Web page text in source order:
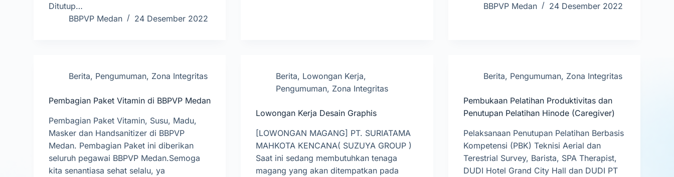
Ditutup…
BBPVP Medan
24 Desember 2022
BBPVP Medan
24 Desember 2022
Berita, Pengumuman, Zona Integritas
Pembagian Paket Vitamin di BBPVP Medan
Pembagian Paket Vitamin, Susu, Madu,
Masker dan Handsanitizer di BBPVP
Medan. Pembagian Paket ini diberikan
seluruh pegawai BBPVP Medan.Semoga
kita senantiasa sehat selalu, ya
Berita, Lowongan Kerja,
Pengumuman, Zona Integritas
Lowongan Kerja Desain Graphis
[LOWONGAN MAGANG] PT. SURIATAMA
MAHKOTA KENCANA( SUZUYA GROUP )
Saat ini sedang membutuhkan tenaga
magang yang akan ditempatkan pada
Berita, Pengumuman, Zona Integritas
Pembukaan Pelatihan Produktivitas dan
Penutupan Pelatihan Hinode (Caregiver)
Pelaksanaan Penutupan Pelatihan Berbasis
Kompetensi (PBK) Teknisi Aerial dan
Terestrial Survey, Barista, SPA Therapist,
DUDI Hotel Grand City Hall dan DUDI PT